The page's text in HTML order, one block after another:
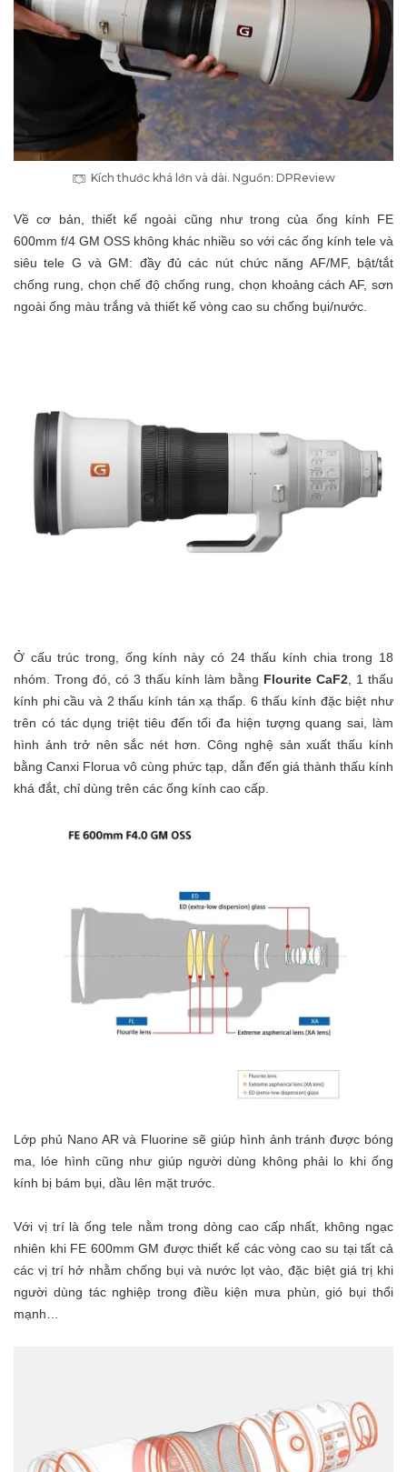
Kích thước khá lớn và dài. Nguồn: DPReview
Về cơ bản, thiết kế ngoài cũng như trong của ống kính FE
600mm f/4 GM OSS không khác nhiều so với các ống kính tele và
siêu tele G và GM: đầy đủ các nút chức năng AF/MF, bật/tắt
chống rung, chọn chế độ chống rung, chọn khoảng cách AF, sơn
ngoài ống màu trắng và thiết kế vòng cao su chống bụi/nước.
Ở cấu trúc trong, ống kính này có 24 thấu kính chia trong 18
nhóm. Trong đó, có 3 thấu kính làm bằng Flourite CaF2 , 1 thấu
kính phi cầu và 2 thấu kính tán xạ thấp. 6 thấu kính đặc biệt như
trên có tác dụng triệt tiêu đến tối đa hiện tượng quang sai, làm
hình ảnh trở nên sắc nét hơn. Công nghệ sản xuất thấu kính
bằng Canxi Florua vô cùng phức tạp, dẫn đến giá thành thấu kính
khá đắt, chỉ dùng trên các ống kính cao cấp.
Lớp phủ Nano AR và Fluorine sẽ giúp hình ảnh tránh được bóng
ma, lóe hình cũng như giúp người dùng không phải lo khi ống
kính bị bám bụi, dầu lên mặt trước.
Với vị trí là ống tele nằm trong dòng cao cấp nhất, không ngạc
nhiên khi FE 600mm GM được thiết kế các vòng cao su tại tất cả
các vị trí hở nhằm chống bụi và nước lọt vào, đặc biệt giá trị khi
người dùng tác nghiệp trong điều kiện mưa phùn, gió bụi thổi
mạnh…